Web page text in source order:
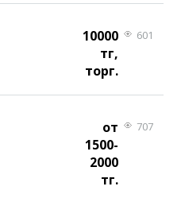
10000
тг,
торг.
601
от
1500-
2000
тг.
707